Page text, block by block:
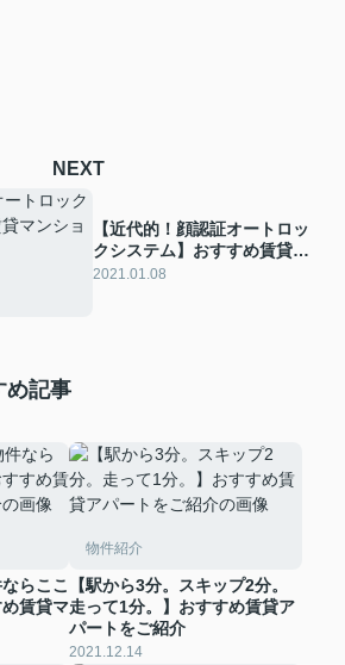
NEXT
【近代的！顔認証オートロッ
クシステム】おすすめ賃貸マ
ンションをご紹介
2021.01.08
め記事
らここ
賃貸マ
物件紹介
【駅から3分。スキップ2分。
走って1分。】おすすめ賃貸ア
パートをご紹介
2021.12.14